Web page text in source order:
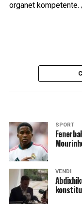
organet kompetente.
SPORT
VENDI